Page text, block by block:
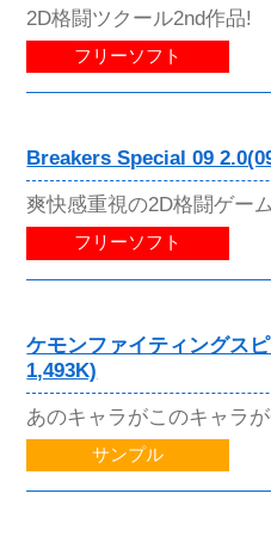
2D格闘ツクール2nd作品!
フリーソフト
Breakers Special 09
爽快感重視の2D格闘ゲー
フリーソフト
ケモンファイティングス
1,493K)
あのキャラがこのキャラ
サンプル